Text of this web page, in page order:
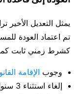
يمثل التعديل الأخير
كشرط زمني ثابت
وجوب الإقامة
إلغاء استثناء 3 سنوات المرتبط باللغة المتقدمة.